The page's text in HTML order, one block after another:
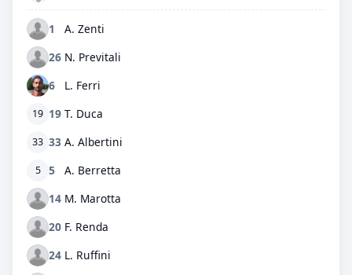
1
A. Zenti
26 N. Previtali
6
L. Ferri
19 19 T. Duca
33 33 A. Albertini
5 5
A. Berretta
14 M. Marotta
20 F. Renda
24 L. Ruffini